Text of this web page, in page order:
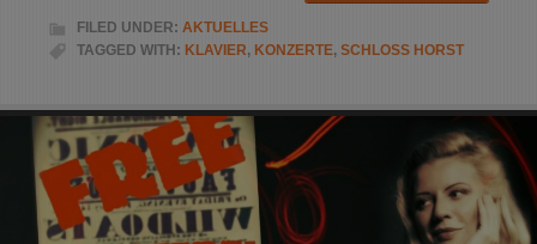
FILED UNDER: AKTUELLES
TAGGED WITH: KLAVIER, KONZERTE, SCHLOSS HORST